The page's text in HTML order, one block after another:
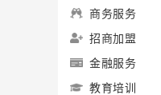
商务服务
招商加盟
金融服务
教育培训